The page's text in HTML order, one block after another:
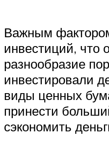
Важным
инвестиций, что
разнообразие
инвестировали
виды ценных
принести
сэкономить